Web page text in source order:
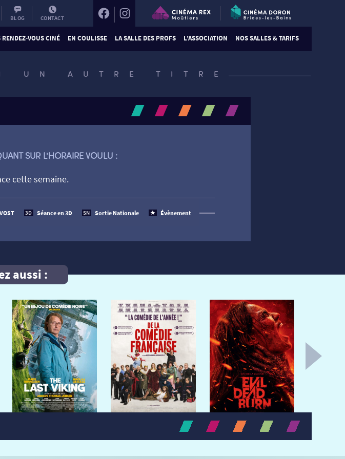
BLOG CONTACT
RENDEZ-VOUS CINÉ EN COULISSE LA SALLE DES PROFS L’ASSOCIATION NOS SALLES & TARIFS
UN AUTRE TITRE
SUR L'HORAIRE VOULU :
cette semaine.
VOST 3D Séance en 3D SN Sortie Nationale Évènement
aussi :